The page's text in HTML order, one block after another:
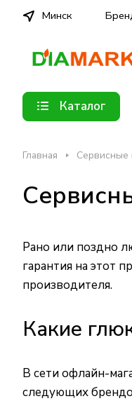
Минск
Каталог
Главная Сервисные
Рано или поздно
гарантия на этот
производителя.
Какие
В сети офлайн-
следующих